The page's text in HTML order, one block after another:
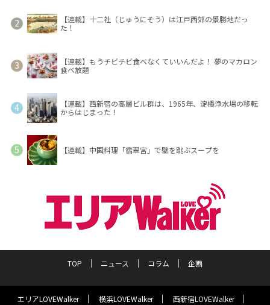
【連載】十二社（じゅうにそう）は江戸西郊の景勝地だっ
た！
【連載】もうチビチビ食べなくていいんだよ！ 夢のマカロン
食べ放題
【連載】西新宿の高層ビル群は、1965年、淀橋浄水場の移転
からはじまった！
【連載】中国料理「翡翠宮」で壁を跳ぶスープを
TOP ニュース コラム 企画
エリアLOVEWalker 横浜LOVEWalker 西新宿LOVEWalker